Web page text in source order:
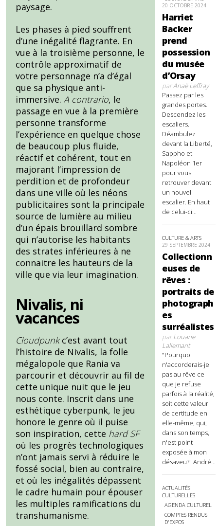
paysage.
Les phases à pied souffrent
d’une inégalité flagrante. En
vue à la troisième personne, le
contrôle approximatif de
votre personnage n’a d’égal
que sa physique anti-
immersive. A contrario, le
passage en vue à la première
personne transforme
l’expérience en quelque chose
de beaucoup plus fluide,
réactif et cohérent, tout en
majorant l’impression de
perdition et de profondeur
dans une ville où les néons
publicitaires sont la principale
source de lumière au milieu
d’un épais brouillard sombre
qui n’autorise les habitants
des strates inférieures à ne
connaitre les hauteurs de la
ville que via leur imagination.
Nivalis, ni
vacances
Cloudpunkc’est avant tout
l’histoire de Nivalis, la folle
mégalopole que Rania va
parcourir et découvrir au fil de
cette unique nuit que le jeu
nous conte. Inscrit dans une
esthétique cyberpunk, le jeu
honore le genre où il puise
son inspiration, cette hard SF
où les progrès technologiques
n’ont jamais servi à réduire le
fossé social, bien au contraire,
et où les inégalités dépassent
le cadre humain pour épouser
les multiples ramifications du
transhumanisme.
20 OCTOBRE 2024
Harriet
Backer
prend
possession
du musée
d’Orsay
parAnaë Leffray
Passez par les
grandes portes.
Descendez les
escaliers.
Déambulez
devant la Liberté,
Sappho et
Napoléon 1er
pour vous
retrouver devant
un nouvel
escalier. En haut
de celui-ci...
CULTURE & ARTS
29 SEPTEMBRE 2024
Collectionn
euses de
rêves :
portraits de
photograph
es
surréalistes
parLouane
Lallemant
"Pourquoi
n'accorderais-je
pas au rêve ce
que je refuse
parfois à la réalité,
soit cette valeur
de certitude en
elle-même, qui,
dans son temps,
n'est point
exposée à mon
désaveu?" André...
ACTUALITÉS
CULTURELLES
AGENDA CULTUREL
COMPTES RENDUS
D'EXPOS